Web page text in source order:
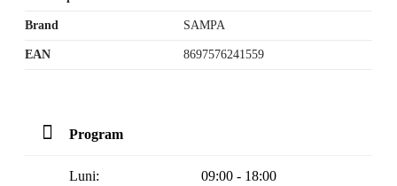
Brand SAMPA
EAN 8697576241559
Program
Luni:
09:00 - 18:00